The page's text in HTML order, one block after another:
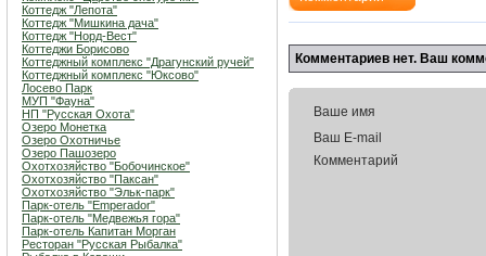
Коттедж "Лепота"
Коттедж "Мишкина дача"
Коттедж "Норд-Вест"
Коттеджи Борисово
Коттеджный комплекс "Драгунский ручей"
Коттеджный комплекс "Юксово"
Лосево Парк
МУП "Фауна"
НП "Русская Охота"
Озеро Монетка
Озеро Охотничье
Озеро Пашозеро
Охотхозяйство "Бобочинское"
Охотхозяйство "Паксан"
Охотхозяйство "Эльк-парк"
Парк-отель "Emperador"
Парк-отель "Медвежья гора"
Парк-отель Капитан Морган
Ресторан "Русская Рыбалка"
Комментариев нет. Ваш
Ваше имя
Ваш E-mail
Комментарий